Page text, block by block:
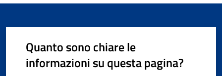
Quanto sono chiare le
informazioni su questa pagina?